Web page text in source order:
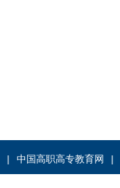
中国高职高专教育网